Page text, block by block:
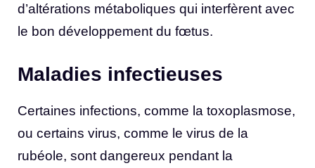
d’altérations métaboliques qui interfèrent avec
le bon développement du fœtus.
Maladies infectieuses
Certaines infections, comme la toxoplasmose,
ou certains virus, comme le virus de la
rubéole, sont dangereux pendant la